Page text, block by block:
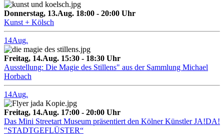
Donnerstag, 13.Aug. 18:00 - 20:00 Uhr
Kunst + Kölsch
14Aug.
Freitag, 14.Aug. 15:30 - 18:30 Uhr
Ausstellung: Die Magie des Stillens" aus der Sammlung Michael
Horbach
14Aug.
Freitag, 14.Aug. 17:00 - 20:00 Uhr
Das Mini Streetart Museum präsentiert den Kölner Künstler JA!DA!
"STADTGEFLÜSTER“